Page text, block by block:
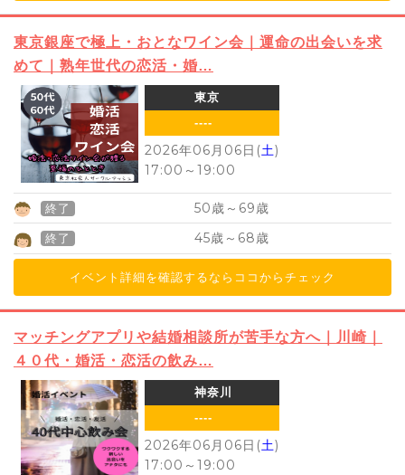
東京銀座で極上・おとなワイン会｜運命の出会いを求
めて｜熟年世代の恋活・婚…
東京
----
2026年06月06日(土)
17:00 ～ 19:00
終了 50歳～ 69歳
終了 45歳～ 68歳
イベント詳細を確認するならココからチェック
マッチングアプリや結婚相談所が苦手な方へ｜川崎｜
４０代・婚活・恋活の飲み…
神奈川
----
2026年06月06日(土)
17:00 ～ 19:00